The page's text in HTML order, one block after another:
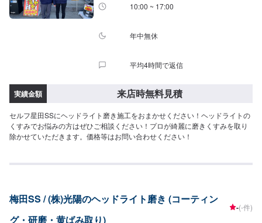
10:00 ~ 17:00
年中無休
平均4時間で返信
実績金額 来店時無料見積
セルフ星田SSにヘッドライト磨き施工をおまかせください！ヘッドライトの
くすみでお悩みの方はぜひご相談ください！プロが綺麗に磨きくすみを取り
除かせていただきます。価格等はお問い合わせください！
梅田SS / (株)光陽のヘッドライト磨き (コーティン
グ・研磨・黄ばみ取り)
-(-件)